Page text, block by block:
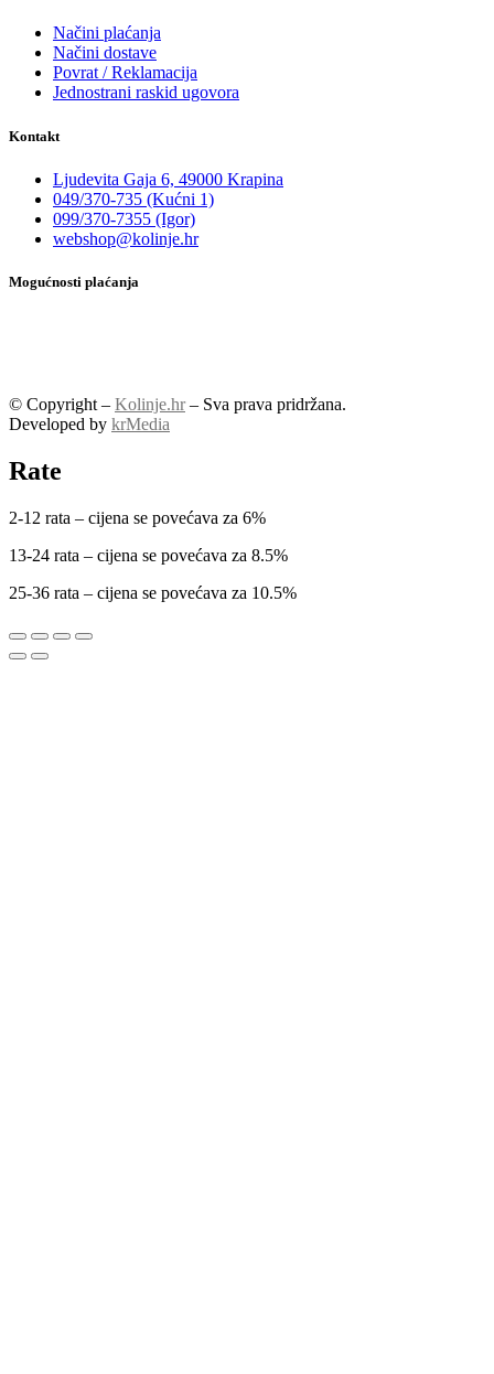
Načini plaćanja
Načini dostave
Povrat / Reklamacija
Jednostrani raskid ugovora
Kontakt
Ljudevita Gaja 6, 49000 Krapina
049/370-735 (Kućni 1)
099/370-7355 (Igor)
webshop@kolinje.hr
Mogućnosti plaćanja
© Copyright – Kolinje.hr– Sva prava pridržana.
Developed by krMedia
Rate
2-12 rata – cijena se povećava za 6%
13-24 rata – cijena se povećava za 8.5%
25-36 rata – cijena se povećava za 10.5%